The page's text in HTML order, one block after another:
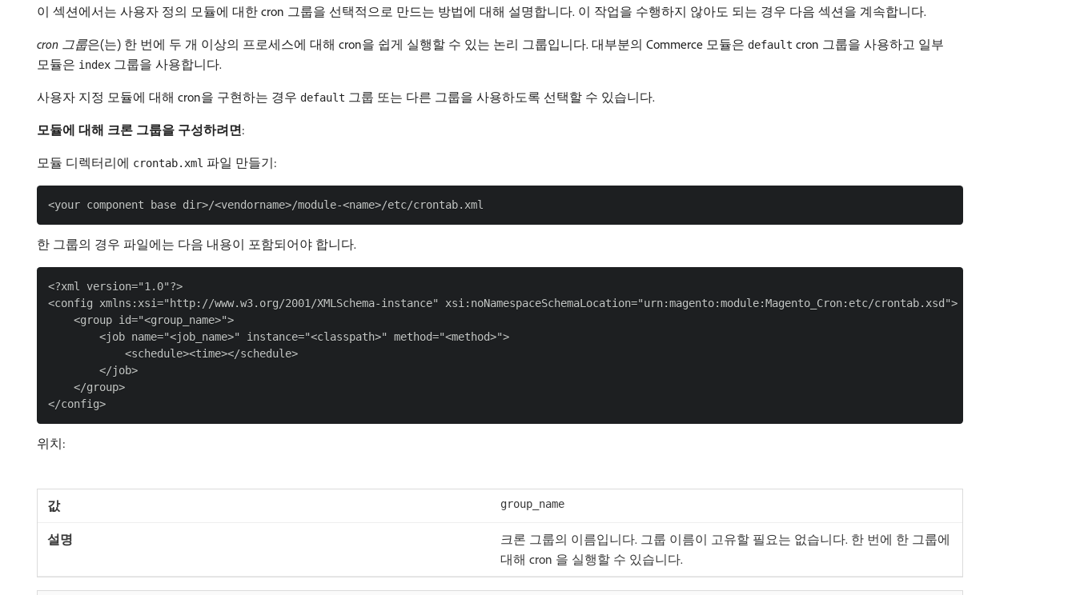
이 섹션에서는 사용자 정의 모듈에 대한 cron 그룹을 선택적으로 만드는 방법에 대해 설명합니다. 이 작업을 수행하지 않아도 되는 경우 다음 섹션을 계속합니다.
cron 그룹​은(는) 한 번에 두 개 이상의 프로세스에 대해 cron을 쉽게 실행할 수 있는 논리 그룹입니다. 대부분의 Commerce 모듈은 default cron 그룹을 사용하고 일부
모듈은 index 그룹을 사용합니다.
사용자 지정 모듈에 대해 cron을 구현하는 경우 default 그룹 또는 다른 그룹을 사용하도록 선택할 수 있습니다.
모듈에 대해 크론 그룹을 구성하려면:
모듈 디렉터리에 crontab.xml 파일 만들기:
한 그룹의 경우 파일에는 다음 내용이 포함되어야 합니다.
<?xml version="1.0"?>
<config xmlns:xsi="http://www.w3.org/2001/XMLSchema-instance" xsi:noNamespaceSchemaLocation="urn:magento:module:Magento_Cron:etc/crontab.xsd">
    <group id="<group_name>">
        <job name="<job_name>" instance="<classpath>" method="<method>">
            <schedule><time></schedule>
        </job>
    </group>
위치:
group_name
크론 그룹의 이름입니다. 그룹 이름이 고유할 필요는 없습니다. 한 번에 한 그룹에
대해 cron 을 실행할 수 있습니다.